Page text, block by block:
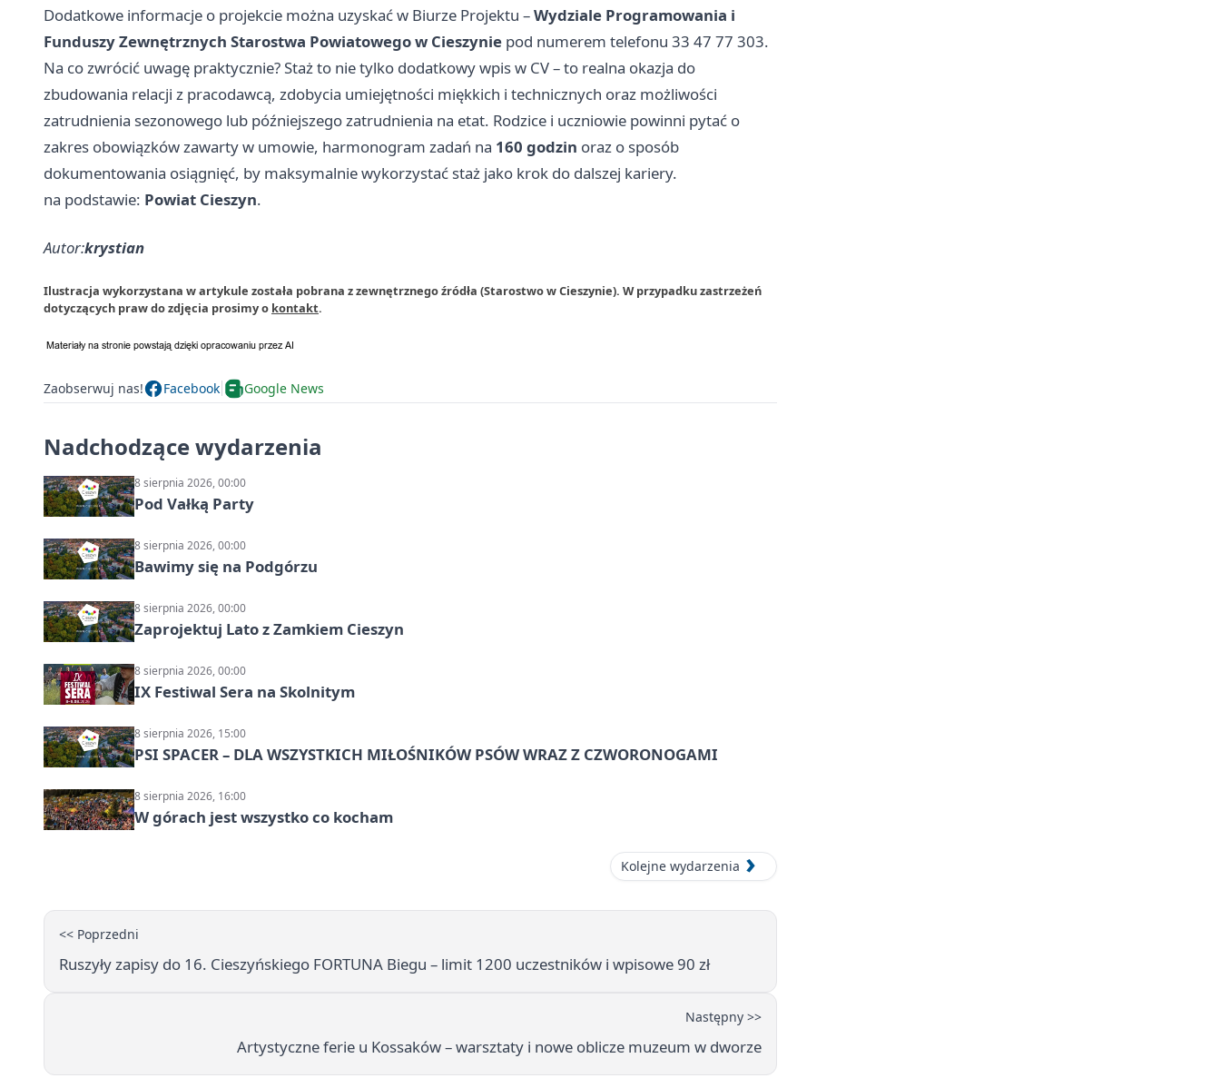
Dodatkowe informacje o projekcie można uzyskać w Biurze Projektu –Wydziale Programowania i
Funduszy Zewnętrznych Starostwa Powiatowego w Cieszynie pod numerem telefonu 33 47 77 303.
Na co zwrócić uwagę praktycznie? Staż to nie tylko dodatkowy wpis w CV – to realna okazja do
zbudowania relacji z pracodawcą, zdobycia umiejętności miękkich i technicznych oraz możliwości
zatrudnienia sezonowego lub późniejszego zatrudnienia na etat. Rodzice i uczniowie powinni pytać o
zakres obowiązków zawarty w umowie, harmonogram zadań na 160 godzin oraz o sposób
dokumentowania osiągnięć, by maksymalnie wykorzystać staż jako krok do dalszej kariery.
na podstawie: Powiat Cieszyn.
Autor:krystian
Ilustracja wykorzystana w artykule została pobrana z zewnętrznego źródła (Starostwo w Cieszynie). W przypadku zastrzeżeń
dotyczących praw do zdjęcia prosimy o kontakt.
Zaobserwuj nas! Facebook Google News
Nadchodzące wydarzenia
8 sierpnia 2026, 00:00
Pod Vałką Party
8 sierpnia 2026, 00:00
Bawimy się na Podgórzu
8 sierpnia 2026, 00:00
Zaprojektuj Lato z Zamkiem Cieszyn
8 sierpnia 2026, 00:00
IX Festiwal Sera na Skolnitym
8 sierpnia 2026, 15:00
PSI SPACER – DLA WSZYSTKICH MIŁOŚNIKÓW PSÓW WRAZ Z CZWORONOGAMI
8 sierpnia 2026, 16:00
W górach jest wszystko co kocham
Kolejne wydarzenia
<< Poprzedni
Ruszyły zapisy do 16. Cieszyńskiego FORTUNA Biegu – limit 1200 uczestników i wpisowe 90 zł
Następny >>
Artystyczne ferie u Kossaków – warsztaty i nowe oblicze muzeum w dworze